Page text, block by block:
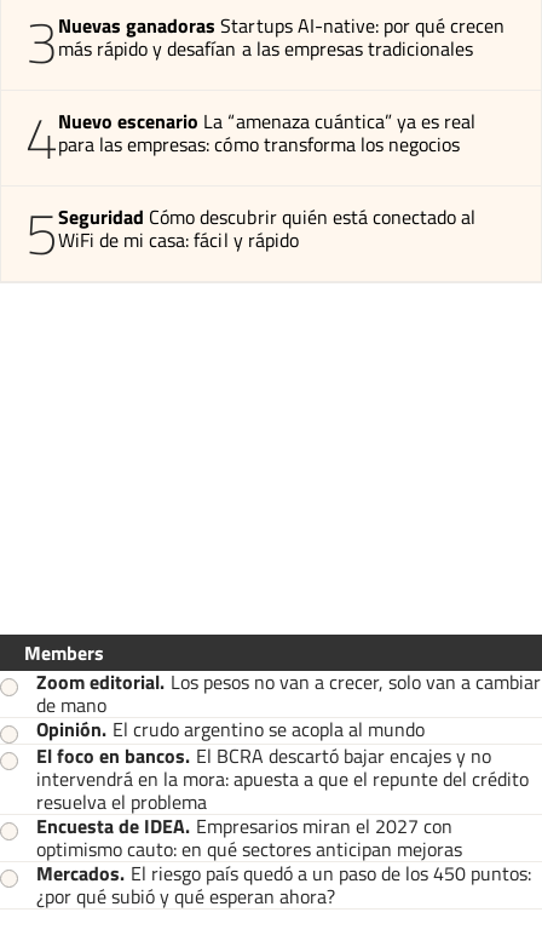
3Nuevas ganadoras Startups AI-native: por qué crecen
más rápido y desafían a las empresas tradicionales
4Nuevo escenario La “amenaza cuántica” ya es real
para las empresas: cómo transforma los negocios
5Seguridad Cómo descubrir quién está conectado al
WiFi de mi casa: fácil y rápido
Members
Zoom editorial. Los pesos no van a crecer, solo van a cambiar
de mano
Opinión. El crudo argentino se acopla al mundo
El foco en bancos. El BCRA descartó bajar encajes y no
intervendrá en la mora: apuesta a que el repunte del crédito
resuelva el problema
Encuesta de IDEA. Empresarios miran el 2027 con
optimismo cauto: en qué sectores anticipan mejoras
Mercados. El riesgo país quedó a un paso de los 450 puntos:
¿por qué subió y qué esperan ahora?